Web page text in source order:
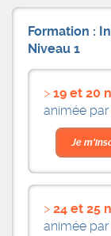
Formation :
Niveau 1
19 et 20
animée par
Je
24 et 25
animée par